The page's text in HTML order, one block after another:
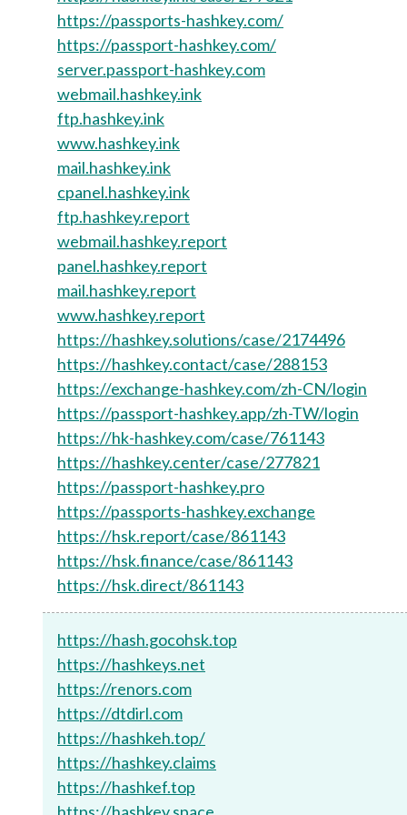
https://passports-hashkey.com/
https://passport-hashkey.com/
server.passport-hashkey.com
webmail.hashkey.ink
ftp.hashkey.ink
www.hashkey.ink
mail.hashkey.ink
cpanel.hashkey.ink
ftp.hashkey.report
webmail.hashkey.report
panel.hashkey.report
mail.hashkey.report
www.hashkey.report
https://hashkey.solutions/case/2174496
https://hashkey.contact/case/288153
https://exchange-hashkey.com/zh-CN/login
https://passport-hashkey.app/zh-TW/login
https://hk-hashkey.com/case/761143
https://hashkey.center/case/277821
https://passport-hashkey.pro
https://passports-hashkey.exchange
https://hsk.report/case/861143
https://hsk.finance/case/861143
https://hsk.direct/861143
https://hash.gocohsk.top
https://hashkeys.net
https://renors.com
https://dtdirl.com
https://hashkeh.top/
https://hashkey.claims
https://hashkef.top